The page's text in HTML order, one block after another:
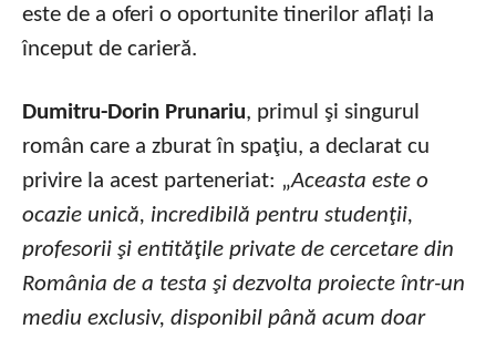
este de a oferi o oportunite tinerilor aflați la
început de carieră.
Dumitru-Dorin Prunariu, primul şi singurul
român care a zburat în spaţiu, a declarat cu
privire la acest parteneriat: „Aceasta este o
ocazie unică, incredibilă pentru studenţii,
profesorii şi entităţile private de cercetare din
România de a testa şi dezvolta proiecte într-un
mediu exclusiv, disponibil până acum doar